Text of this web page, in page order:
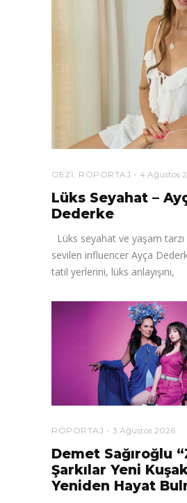
GEZI RÖPORTAJ 4 Ağustos
Lüks Seyahat –
Dederke
Lüks seyahat ve yaşam
sevilen influencer Ayça
tatil yerlerini, lüks anlayışını,
RÖPORTAJ 3 Ağustos 2026
Demet Sağıroğlu
Şarkılar Yeni
Yeniden Hayat